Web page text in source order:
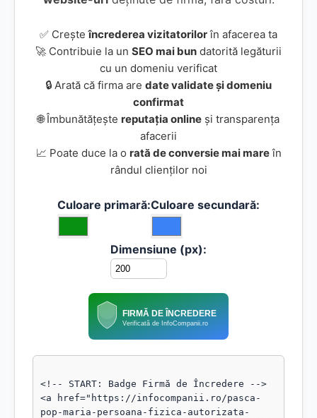
✅ Creșteîncrederea vizitatorilorîn afacerea ta
🚀 Contribuie la un SEO mai bun datorită legăturii
cu un domeniu verificat
🔒 Arată că firma are date validate și domeniu
confirmat
🌐 Îmbunătățește reputația online și transparența
afacerii
📈 Poate duce la o rată de conversie mai mareîn
rândul clienților noi
Culoare primară:Culoare secundară:
Dimensiune (px):
FIRMĂ DE ÎNCREDERE
Verificată de InfoCompanii.ro
<!-- START: Badge Firmă de Încredere -->
<a href="https://infocompanii.ro/pasca-
pop-maria-persoana-fizica-autorizata-